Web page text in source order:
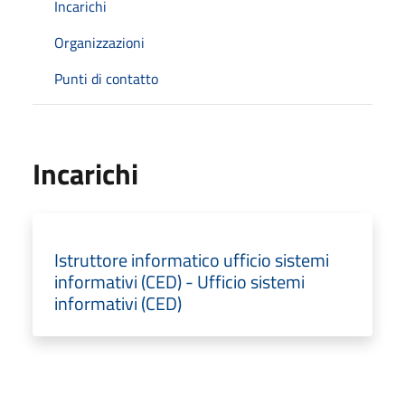
Incarichi
Organizzazioni
Punti di contatto
Incarichi
Istruttore informatico ufficio sistemi
informativi (CED) - Ufficio sistemi
informativi (CED)